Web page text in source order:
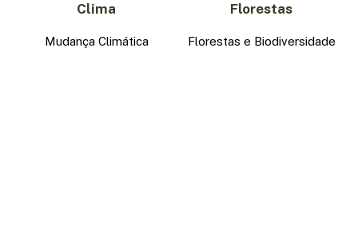
Clima
Mudança Climática
Florestas
Florestas e Biodiversidade